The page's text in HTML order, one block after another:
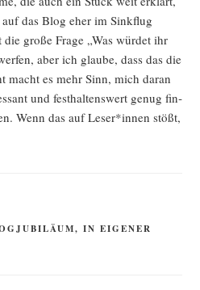
das Blog eher im Sink­flug
gro­ße Fra­ge „Was wür­det ihr
aber ich glau­be, dass das die
es mehr Sinn, mich dar­an
und fest­hal­tens­wert genug fin­
Wenn das auf Leser*innen stößt,
, IN EIGENER